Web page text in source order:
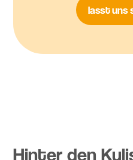
lasst uns
Hinter den